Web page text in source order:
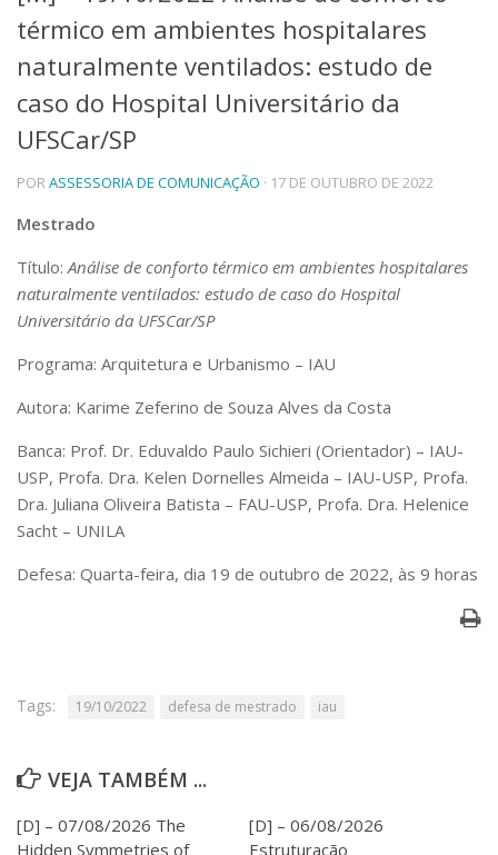
Telefones e Mapas
Pessoas
Ensino
Graduação
Pós-Graduação
Cursos de Extensão
Pesquisa e Inovação
Centros, Núcleos e Projetos em Rede
Pós-doutorado
Iniciação Científica
Empresas Juniores
Extensão à Comunidade
Artes, Cultura e Esportes
Museus e Espaços Interativos
Serviços
Bibliotecas
Apoio ao Estudante
Segurança, Trânsito e Prevenção
Assessorias e Mídias
Agenda de Eventos
Defesa de Teses
térmico em ambientes hospitalares
naturalmente ventilados: estudo de
caso do Hospital Universitário da
UFSCar/SP
PORASSESSORIA DE COMUNICAÇÃO · 17 DE OUTUBRO DE 2022
Mestrado
Título: Análise de conforto térmico em ambientes hospitalares
naturalmente ventilados: estudo de caso do Hospital
Universitário da UFSCar/SP
Programa: Arquitetura e Urbanismo – IAU
Autora: Karime Zeferino de Souza Alves da Costa
Banca: Prof. Dr. Eduvaldo Paulo Sichieri (Orientador) – IAU-
USP, Profa. Dra. Kelen Dornelles Almeida – IAU-USP, Profa.
Dra. Juliana Oliveira Batista – FAU-USP, Profa. Dra. Helenice
Sacht – UNILA
Defesa: Quarta-feira, dia 19 de outubro de 2022, às 9 horas
Tags: 19/10/2022 defesa de mestrado iau
VEJA TAMBÉM ...
[D] – 07/08/2026 The
Hidden Symmetries of
[D] – 06/08/2026
Estruturação